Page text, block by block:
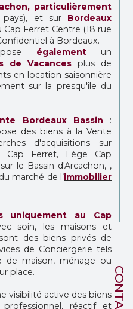
CONTACT
particulièrement
pays), et sur Bordeaux
Cap Ferret Centre (18 rue
à Bordeaux.
égalementun
de Vacances plus de
en location saisonnière
sur la presqu'île du
Bordeaux Bassin :
des biens à la Vente
d'acquisitions sur
Cap Ferret, Lège Cap
le Bassin d'Arcachon, ,
marché de l’immobilier
uniquement au Cap
soin, les maisons et
des biens privés de
de Conciergerie tels
de maison, ménage ou
place.
visibilité active des biens
réactif et